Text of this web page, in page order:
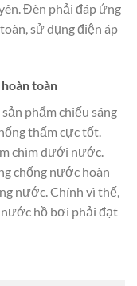
Đèn phải đáp ứng
sử dụng điện áp
toàn
phẩm chiếu sáng
thấm cực tốt.
chìm dưới nước.
chống nước hoàn
nước. Chính vì thế,
nước hồ bơi phải đạt